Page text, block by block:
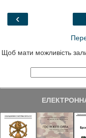
o
a
‹
Щоб мати можливість